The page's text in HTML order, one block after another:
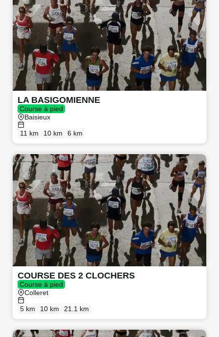
LA BASIGOMIENNE
Course à pied
Baisieux
11 km 10 km 6 km
COURSE DES 2 CLOCHERS
Course à pied
Colleret
5 km 10 km 21.1 km